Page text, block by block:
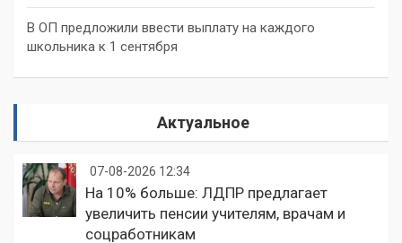
В ОП предложили ввести выплату на каждого
школьника к 1 сентября
Актуальное
07-08-2026 12:34
На 10% больше: ЛДПР предлагает
увеличить пенсии учителям, врачам и
соцработникам